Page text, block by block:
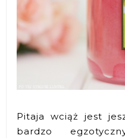
Pitaja wciąż jest
bardzo